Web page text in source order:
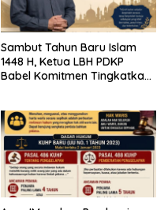
Sambut Tahun Baru Islam
1448 H, Ketua LBH PDKP
Babel Komitmen Tingkatkan